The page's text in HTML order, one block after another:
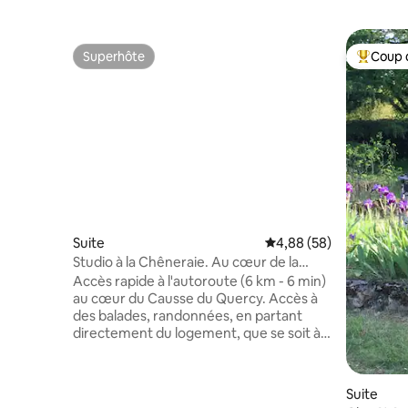
Superhôte
Superhôte
Suite Évaluation moyenne
4,88 (58)
Studio à la Chêneraie. Au cœur de la
nature
Accès rapide à l'autoroute (6 km - 6 min)
au cœur du Causse du Quercy. Accès à
des balades, randonnées, en partant
directement du logement, que se soit à
Coups
Coup
Suite